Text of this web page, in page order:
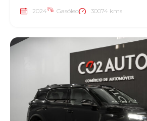
2024 Gasóleo 30074 kms